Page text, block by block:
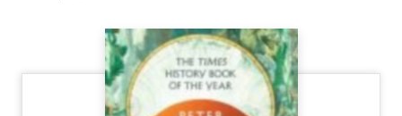
Hobbi, szabadidő